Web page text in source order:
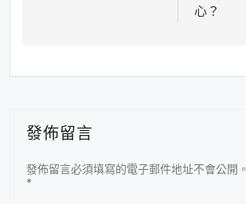
心？
發佈留言
發佈留言必須填寫的電子郵件地址不會公開。
*